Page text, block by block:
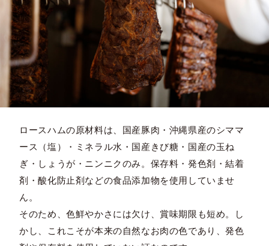
ロースハムの原材料は、国産豚肉・沖縄県産のシママ
ース（塩）・ミネラル水・国産きび糖・国産の玉ね
ぎ・しょうが・ニンニクのみ。保存料・発色剤・結着
剤・酸化防止剤などの食品添加物を使用していませ
ん。
そのため、色鮮やかさには欠け、賞味期限も短め。し
かし、これこそが本来の自然なお肉の色であり、発色